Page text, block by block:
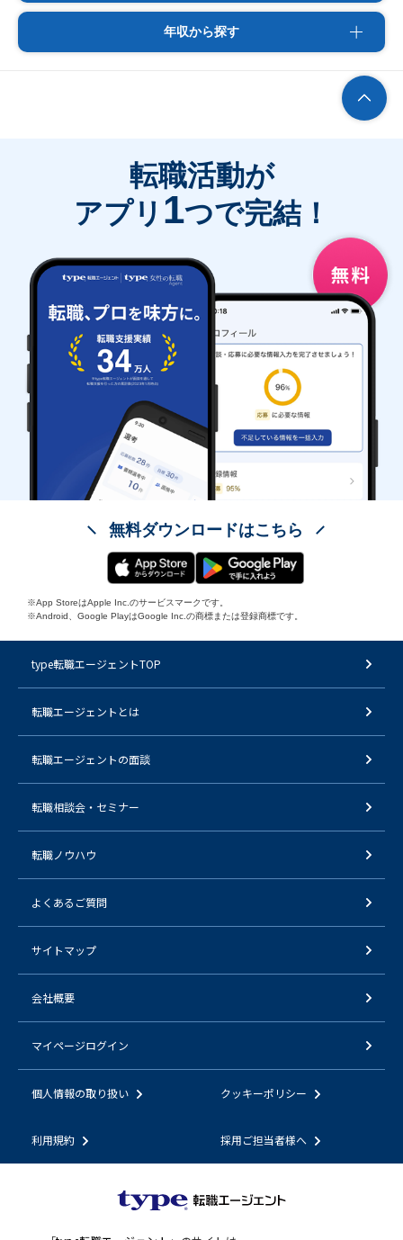
年収から探す
転職活動が
アプリ 1つで完結！
無料ダウンロードはこちら
※App StoreはApple Inc.のサービスマークです。
※Android、Google PlayはGoogle Inc.の商標または登録商標です。
type転職エージェントTOP
転職エージェントとは
転職エージェントの面談
転職相談会・セミナー
転職ノウハウ
よくあるご質問
サイトマップ
会社概要
マイページログイン
個人情報の取り扱い クッキーポリシー
利用規約 採用ご担当者様へ